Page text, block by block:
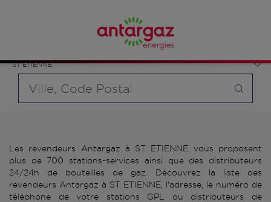
ST ETIENNE
bouteille souhaité et le type de point de vente (revendeur /
distributeur automatique de bouteilles de gaz ou station GPL
carburant)
Les revendeurs Antargaz à ST ETIENNE vous proposent
plus de 700 stations-services ainsi que des distributeurs
24/24h de bouteilles de gaz. Découvrez la liste des
revendeurs Antargaz à ST ETIENNE, l'adresse, le numéro de
téléphone de votre stations GPL ou distributeurs de